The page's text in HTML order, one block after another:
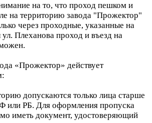
на то, что проход пешком и
на территорию завода "Прожектор"
через проходные, указанные на
Плеханова проход и въезд на
«Прожектор» действует
допускаются только лица старше
или РБ. Для оформления пропуска
иметь документ, удостоверяющий